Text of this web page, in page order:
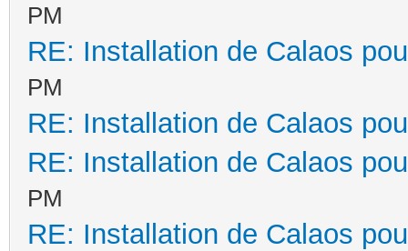
PM
RE: Installation de Calaos
PM
RE: Installation de Calaos
RE: Installation de Calaos
PM
RE: Installation de Calaos